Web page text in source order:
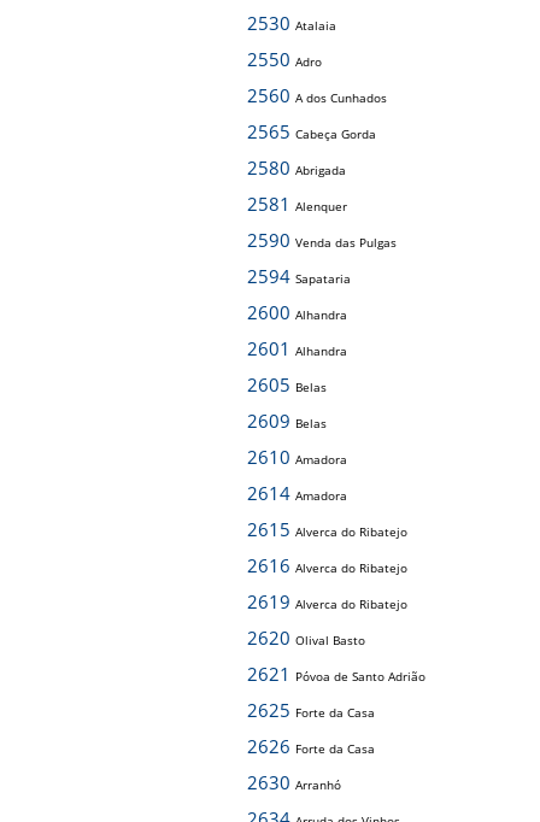
2530 Atalaia
2550 Adro
2560 A dos Cunhados
2565 Cabeça Gorda
2580 Abrigada
2581 Alenquer
2590 Venda das Pulgas
2594 Sapataria
2600 Alhandra
2601 Alhandra
2605 Belas
2609 Belas
2610 Amadora
2614 Amadora
2615 Alverca do Ribatejo
2616 Alverca do Ribatejo
2619 Alverca do Ribatejo
2620 Olival Basto
2621 Póvoa de Santo Adrião
2625 Forte da Casa
2626 Forte da Casa
2630 Arranhó